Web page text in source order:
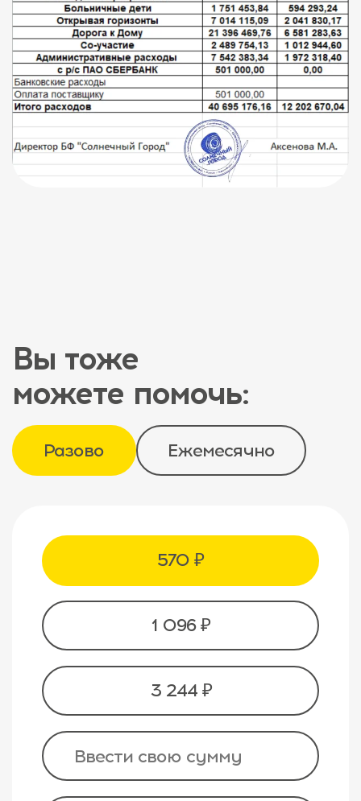
Вы тоже
можете помочь:
Разово Ежемесячно
570 ₽
1 096 ₽
3 244 ₽